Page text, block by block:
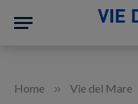
Home » Vie del Mare